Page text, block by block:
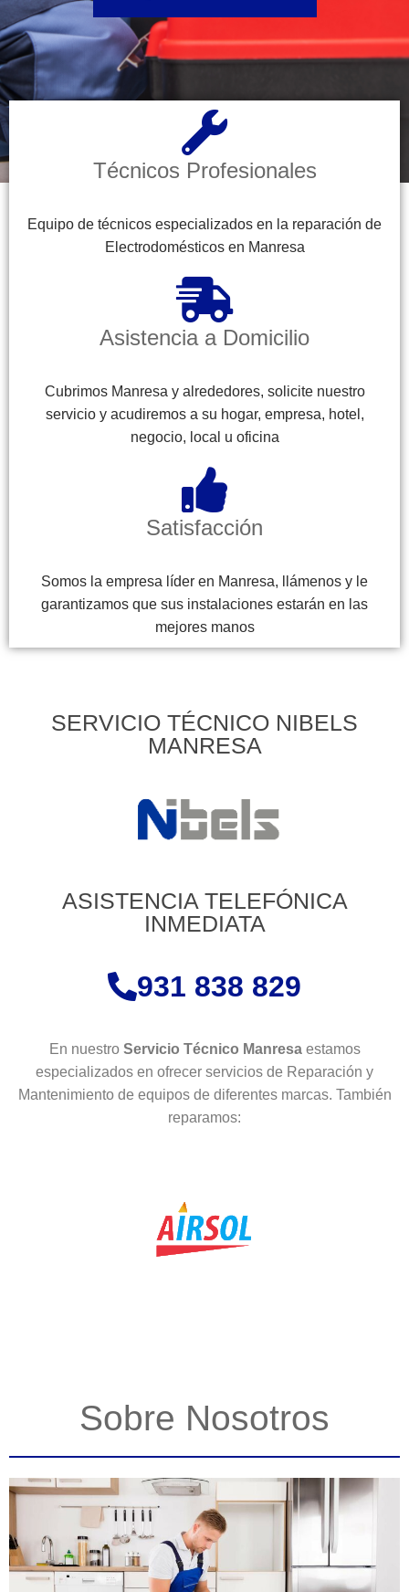
Técnicos Profesionales
Equipo de técnicos especializados en la reparación de
Electrodomésticos en Manresa
Asistencia a Domicilio
Cubrimos Manresa y alrededores, solicite nuestro
servicio y acudiremos a su hogar, empresa, hotel,
negocio, local u oficina
Satisfacción
Somos la empresa líder en Manresa, llámenos y le
garantizamos que sus instalaciones estarán en las
mejores manos
SERVICIO TÉCNICO NIBELS
MANRESA
ASISTENCIA TELEFÓNICA
INMEDIATA
931 838 829
En nuestro Servicio Técnico Manresa estamos
especializados en ofrecer servicios de Reparación y
Mantenimiento de equipos de diferentes marcas. También
reparamos:
Sobre Nosotros